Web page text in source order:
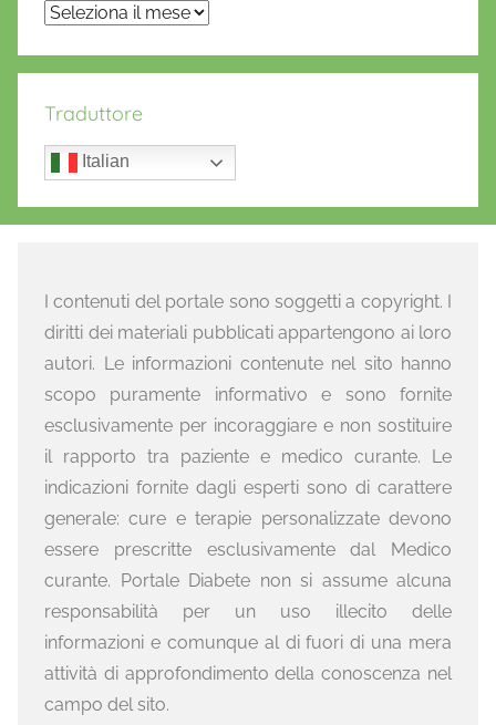
Archivi
Traduttore
Italian
I contenuti del portale sono soggetti a copyright. I
diritti dei materiali pubblicati appartengono ai loro
autori. Le informazioni contenute nel sito hanno
scopo puramente informativo e sono fornite
esclusivamente per incoraggiare e non sostituire
il rapporto tra paziente e medico curante. Le
indicazioni fornite dagli esperti sono di carattere
generale: cure e terapie personalizzate devono
essere prescritte esclusivamente dal Medico
curante. Portale Diabete non si assume alcuna
responsabilità per un uso illecito delle
informazioni e comunque al di fuori di una mera
attività di approfondimento della conoscenza nel
campo del sito.